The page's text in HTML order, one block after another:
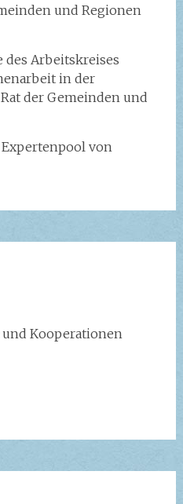
und Regionen
des Arbeitskreises
in der
der Gemeinden und
von
Kooperationen